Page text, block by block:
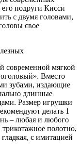
подруги Кисси
с двумя головами,
свое
современной мягкой
Вместо
зубами, издающие
длинные
Размер игрушки
делать 1
– любая и любого
полотно,
с имитацией